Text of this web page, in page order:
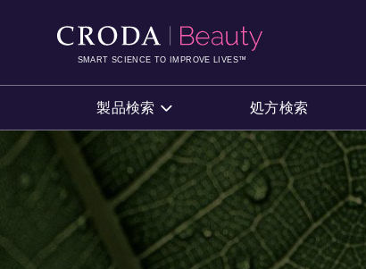
ス
キ
SMART SCIENCE TO IMPROVE LIVES™
製品検索 処方検索